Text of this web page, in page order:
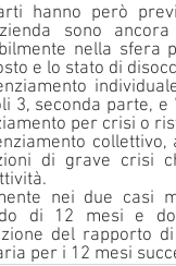
hanno però
sono
nella sfera
e lo stato di
3, seconda parte,
per crisi o
di grave crisi
nei due casi
di 12 mesi e
del rapporto
per i 12 mesi